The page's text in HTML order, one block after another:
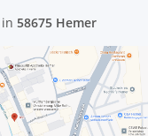
in 58675 Hemer